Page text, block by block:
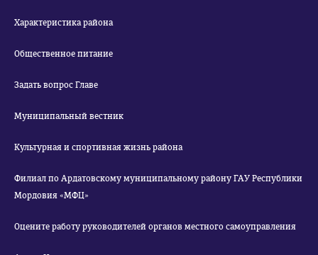
Характеристика района
Общественное питание
Задать вопрос Главе
Муниципальный вестник
Культурная и спортивная жизнь района
Филиал по Ардатовскому муниципальному району ГАУ Республики
Мордовия «МФЦ»
Оцените работу руководителей органов местного самоуправления